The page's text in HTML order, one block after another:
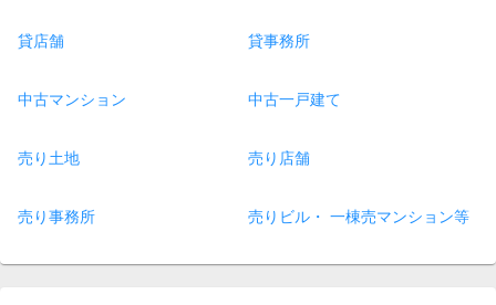
貸店舗 貸事務所
中古マンション 中古一戸建て
売り土地 売り店舗
売り事務所 売りビル・ 一棟売マンション等